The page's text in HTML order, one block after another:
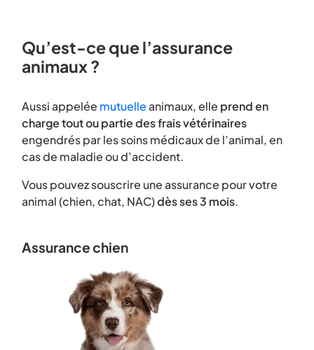
Qu’est-ce que l’assurance
animaux ?
Aussi appelée mutuelleanimaux, elle prend en
charge tout ou partie des frais vétérinaires
engendrés par les soins médicaux de l’animal, en
cas de maladie ou d’accident.
Vous pouvez souscrire une assurance pour votre
animal (chien, chat, NAC)dès ses 3 mois.
Assurance chien